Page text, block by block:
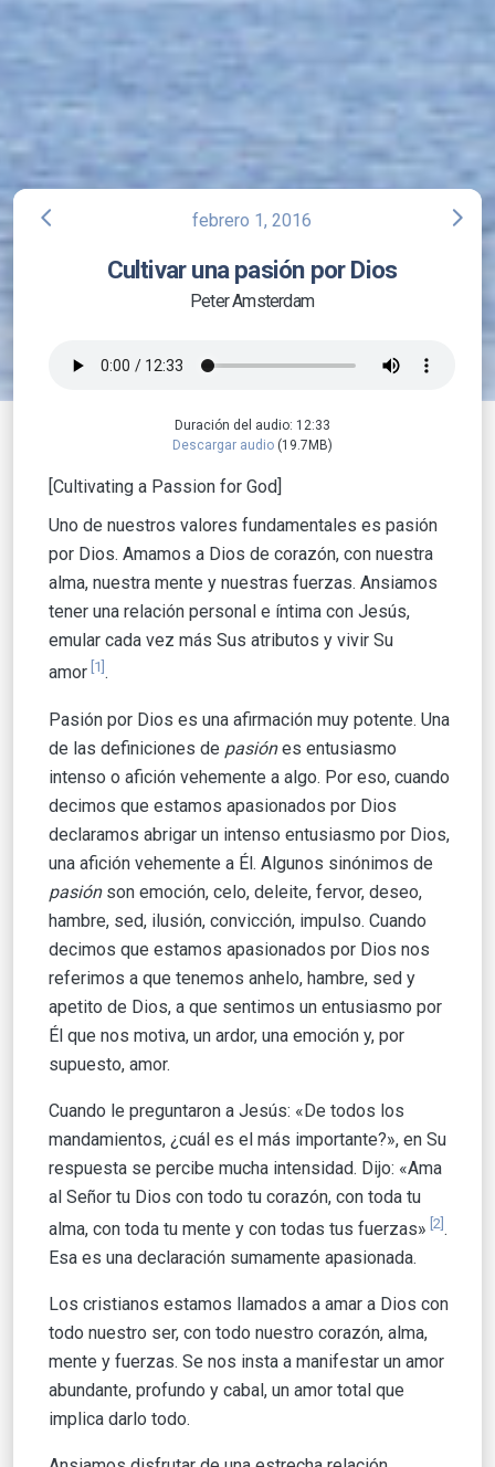
arrow_back_ios febrero 1, 2016 arrow_forward_ios
Cultivar una pasión por Dios
Peter Amsterdam
Duración del audio: 12:33
Descargar audio(19.7MB)
[Cultivating a Passion for God]
Uno de nuestros valores fundamentales es pasión
por Dios. Amamos a Dios de corazón, con nuestra
alma, nuestra mente y nuestras fuerzas. Ansiamos
tener una relación personal e íntima con Jesús,
emular cada vez más Sus atributos y vivir Su
amor [1] .
Pasión por Dios es una afirmación muy potente. Una
de las definiciones de pasiónes entusiasmo
intenso o afición vehemente a algo. Por eso, cuando
decimos que estamos apasionados por Dios
declaramos abrigar un intenso entusiasmo por Dios,
una afición vehemente a Él. Algunos sinónimos de
pasión son emoción, celo, deleite, fervor, deseo,
hambre, sed, ilusión, convicción, impulso. Cuando
decimos que estamos apasionados por Dios nos
referimos a que tenemos anhelo, hambre, sed y
apetito de Dios, a que sentimos un entusiasmo por
Él que nos motiva, un ardor, una emoción y, por
supuesto, amor.
Cuando le preguntaron a Jesús: «De todos los
mandamientos, ¿cuál es el más importante?», en Su
respuesta se percibe mucha intensidad. Dijo: «Ama
al Señor tu Dios con todo tu corazón, con toda tu
alma, con toda tu mente y con todas tus fuerzas» [2].
Esa es una declaración sumamente apasionada.
Los cristianos estamos llamados a amar a Dios con
todo nuestro ser, con todo nuestro corazón, alma,
mente y fuerzas. Se nos insta a manifestar un amor
abundante, profundo y cabal, un amor total que
implica darlo todo.